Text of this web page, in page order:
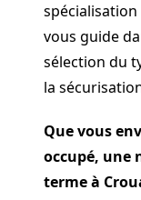
spécialisation
vous guide
sélection du
la
Que vous
occupé, une
terme à